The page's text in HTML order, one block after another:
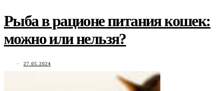
Рыба в рационе питания кошек:
можно или нельзя?
27.05.2024